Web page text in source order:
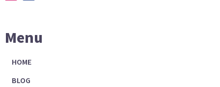
Menu
HOME
BLOG